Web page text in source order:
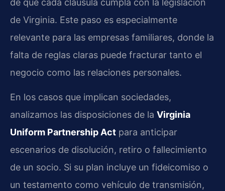
de que cada cláusula cumpla con la legislación
de Virginia. Este paso es especialmente
relevante para las empresas familiares, donde la
falta de reglas claras puede fracturar tanto el
negocio como las relaciones personales.
En los casos que implican sociedades,
analizamos las disposiciones de la Virginia
Uniform Partnership Act para anticipar
escenarios de disolución, retiro o fallecimiento
de un socio. Si su plan incluye un fideicomiso o
un testamento como vehículo de transmisión,